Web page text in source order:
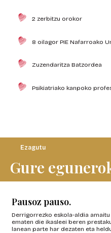
2 zerbitzu orokor
8 oilagor PIE Nafarroako
Zuzendaritza Batzordea
Psikiatriako kanpoko
Ezagutu
Gure
Pausoz pauso.
Derrigorrezko eskola-aldia
ematen die ikasleei beren
lanean parte har dezaten eta